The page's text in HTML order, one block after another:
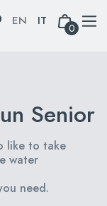
0
Senior
like to take
water
need.